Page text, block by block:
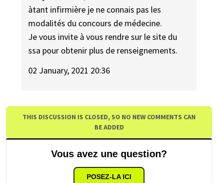
àtant infirmière je ne connais pas les
modalités du concours de médecine.
Je vous invite à vous rendre sur le site du
ssa pour obtenir plus de renseignements.
02 January, 2021 20:36
THIS DISCUSSION IS CLOSED, SO NO NEW COMMENTS CAN
BE ADDED
Vous avez une question?
POSEZ-LA ICI